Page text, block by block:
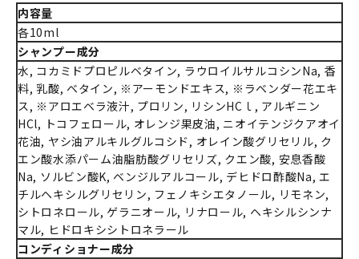
内容量
各10ml
シャンプー成分
水, コカミドプロピルベタイン, ラウロイルサルコシンNa, 香
料, 乳酸, ベタイン, ※アーモンドエキス, ※ラベンダー花エキ
ス, ※アロエベラ液汁, プロリン, リシンHCｌ, アルギニン
HCl, トコフェロール, オレンジ果皮油, ニオイテンジクアオイ
花油, ヤシ油アルキルグルコシド, オレイン酸グリセリル, ク
エン酸水添パーム油脂肪酸グリセリズ, クエン酸, 安息香酸
Na, ソルビン酸K, ベンジルアルコール, デヒドロ酢酸Na, エ
チルヘキシルグリセリン, フェノキシエタノール, リモネン,
シトロネロール, ゲラニオール, リナロール, ヘキシルシンナ
マル, ヒドロキシシトロネラール
コンディショナー成分